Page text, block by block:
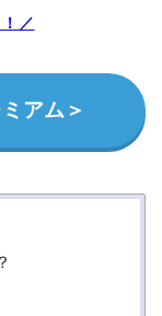
／
アム＞